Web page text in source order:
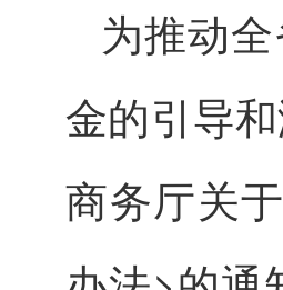
为推动
金的引导
商务厅关